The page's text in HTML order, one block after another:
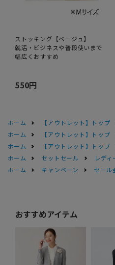
ストッキング【ベージュ】
就活・ビジネスや普段使いまで
幅広くおすすめ
550円
ホーム 【アウトレット】トップ
ホーム
【アウトレット】トップ
ホーム
【アウトレット】トップ
ホーム
セットセール レデ
ホーム
キャンペーン セール